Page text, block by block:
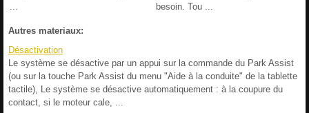
besoin. Tou ...
Autres materiaux:
Désactivation
Le système se désactive par un appui sur la commande du Park Assist
(ou sur la touche Park Assist du menu "Aide à la conduite" de la tablette
tactile), Le système se désactive automatiquement : à la coupure du
contact, si le moteur cale, ...